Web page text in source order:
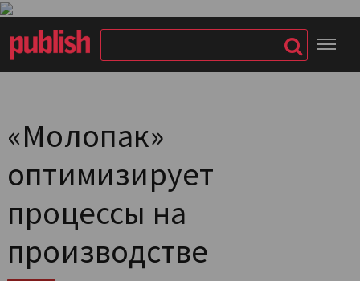
«Молопак»
оптимизирует
процессы на
производстве